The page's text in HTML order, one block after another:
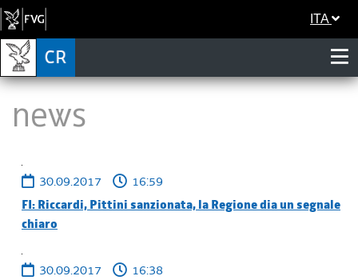
ITA
News
30.09.2017 16:59
FI: Riccardi, Pittini sanzionata, la Regione dia un segnale
chiaro
30.09.2017 16:38